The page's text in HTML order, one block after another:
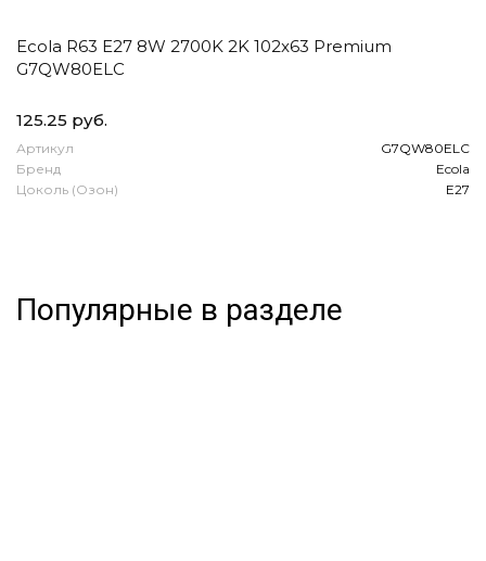
Ecola R63 E27 8W 2700K 2K 102x63 Premium
G7QW80ELC
125.25 руб.
Артикул
G7QW80ELC
Бренд
Ecola
Цоколь (Озон)
E27
Популярные в разделе